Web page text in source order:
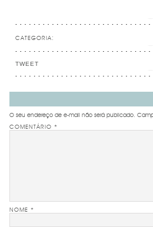
CATEGORIA:
TWEET
O seu endereço de e-mail não será publicado.
COMENTÁRIO *
NOME *